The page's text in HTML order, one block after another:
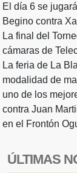
El día 6 se
Begino contra
La final del
cámaras de
La feria de La
modalidad de
uno de los
contra Juan
en el Frontón
ÚLTIMAS